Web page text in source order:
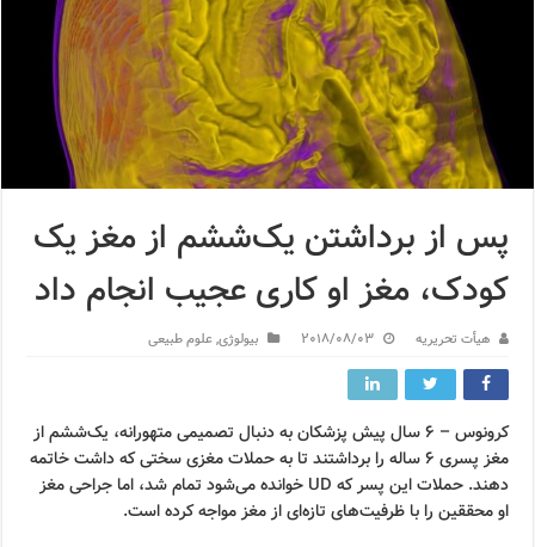
پس از برداشتن یک‌ششم از مغز یک
کودک، مغز او کاری عجیب انجام داد
هیأت تحریریه 2018/08/03 بیولوژی,علوم طبیعی
کرونوس – ۶ سال پیش پزشکان به دنبال تصمیمی متهورانه، یک‌ششم از
مغز پسری ۶ ساله را برداشتند تا به حملات مغزی سختی که داشت خاتمه
دهند. حملات این پسر که UD خوانده می‌شود تمام شد، اما جراحی مغز
او محققین را با ظرفیت‌های تازه‌ای از مغز مواجه کرده است.